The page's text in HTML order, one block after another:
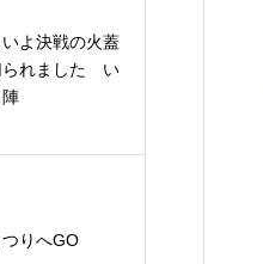
よ決戦の火蓋
られました い
りへGO